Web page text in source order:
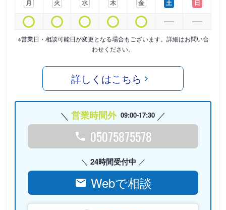
月
火
水
木
金
土
日
※営業日・相談可能日が変更となる場合もございます。詳細はお問い合
わせください。
詳しくはこちら
営業時間外 09:00-17:30
05075875578
24時間受付中
Webで相談